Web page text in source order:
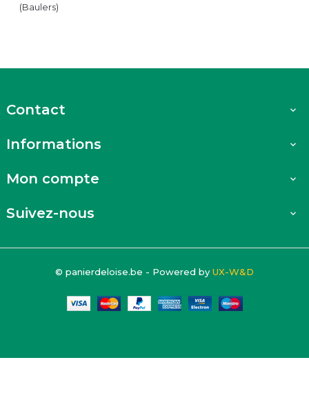
(Baulers)
Contact 
Informations 
Mon compte 
Suivez-nous 
© panierdeloise.be - Powered by UX-W&D